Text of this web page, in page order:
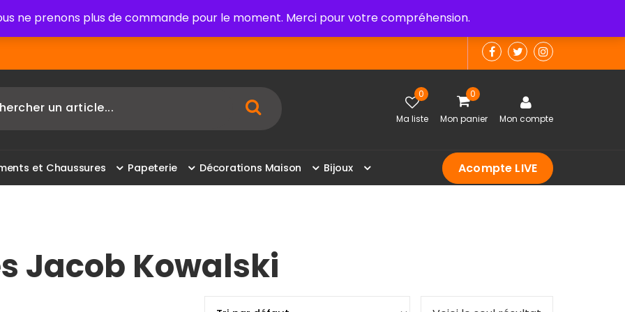
ne prenons plus de commande pour le moment. Merci pour votre compréhension.
0
Ma liste
0
Mon panier Mon compte
ents et Chaussures Papeterie Décorations Maison Bijoux Acompte LIVE
Jacob Kowalski